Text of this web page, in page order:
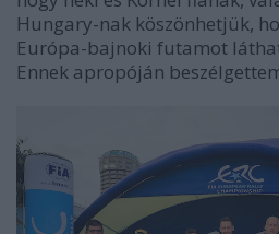
Hungary-nak köszönhetjük,
Európa-bajnoki futamot
Ennek apropóján